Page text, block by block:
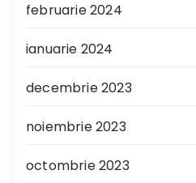
februarie 2024
ianuarie 2024
decembrie 2023
noiembrie 2023
octombrie 2023